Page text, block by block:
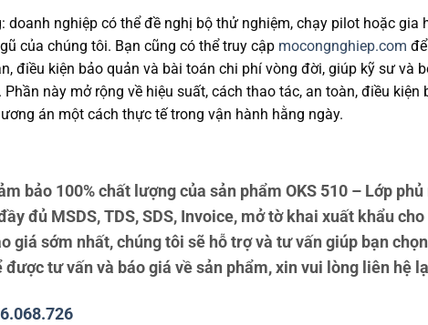
doanh nghiệp có thể đề nghị bộ thử nghiệm, chạy pilot hoặc
của chúng tôi. Bạn cũng có thể truy cập mocongnghiep.com
điều kiện bảo quản và bài toán chi phí vòng đời, giúp kỹ sư
này mở rộng về hiệu suất, cách thao tác, an toàn, điều
án một cách thực tế trong vận hành hằng ngày.
bảo 100% chất lượng của sản phẩm OKS 510 – Lớp
đủ MSDS, TDS, SDS, Invoice, mở tờ khai xuất khẩu
giá sớm nhất, chúng tôi sẽ hỗ trợ và tư vấn giúp bạn
được tư vấn và báo giá về sản phẩm, xin vui lòng liên hệ